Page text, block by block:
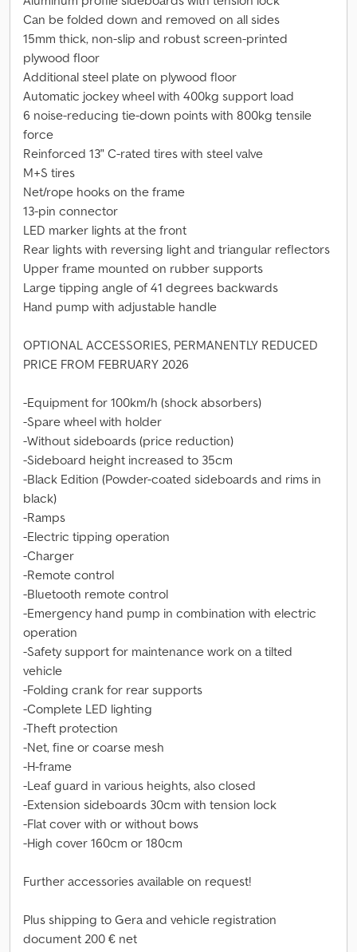
Can be folded down and removed on all sides
15mm thick, non-slip and robust screen-printed
plywood floor
Additional steel plate on plywood floor
Automatic jockey wheel with 400kg support load
6 noise-reducing tie-down points with 800kg tensile
force
Reinforced 13" C-rated tires with steel valve
M+S tires
Net/rope hooks on the frame
13-pin connector
LED marker lights at the front
Rear lights with reversing light and triangular reflectors
Upper frame mounted on rubber supports
Large tipping angle of 41 degrees backwards
Hand pump with adjustable handle
OPTIONAL ACCESSORIES, PERMANENTLY REDUCED
PRICE FROM FEBRUARY 2026
-Equipment for 100km/h (shock absorbers)
-Spare wheel with holder
-Without sideboards (price reduction)
-Sideboard height increased to 35cm
-Black Edition (Powder-coated sideboards and rims in
black)
-Ramps
-Electric tipping operation
-Charger
-Remote control
-Bluetooth remote control
-Emergency hand pump in combination with electric
operation
-Safety support for maintenance work on a tilted
vehicle
-Folding crank for rear supports
-Complete LED lighting
-Theft protection
-Net, fine or coarse mesh
-H-frame
-Leaf guard in various heights, also closed
-Extension sideboards 30cm with tension lock
-Flat cover with or without bows
-High cover 160cm or 180cm
Further accessories available on request!
Plus shipping to Gera and vehicle registration
document 200 € net